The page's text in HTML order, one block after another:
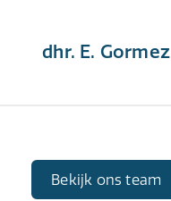
dhr. E. Gormez
Bekijk ons team